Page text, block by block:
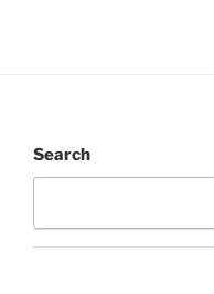
Search